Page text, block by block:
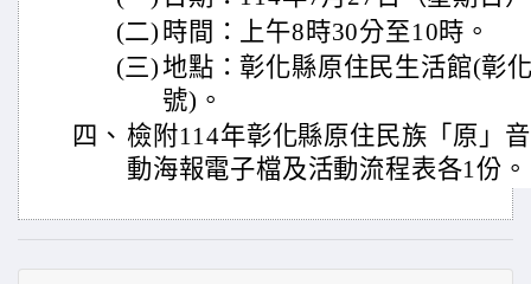
(二) 時間：上午8時30分至10時。
(三)地點：彰化縣原住民生活館(彰
號)。
四、 檢附114年彰化縣原住民族「原」
動海報電子檔及活動流程表各1份。